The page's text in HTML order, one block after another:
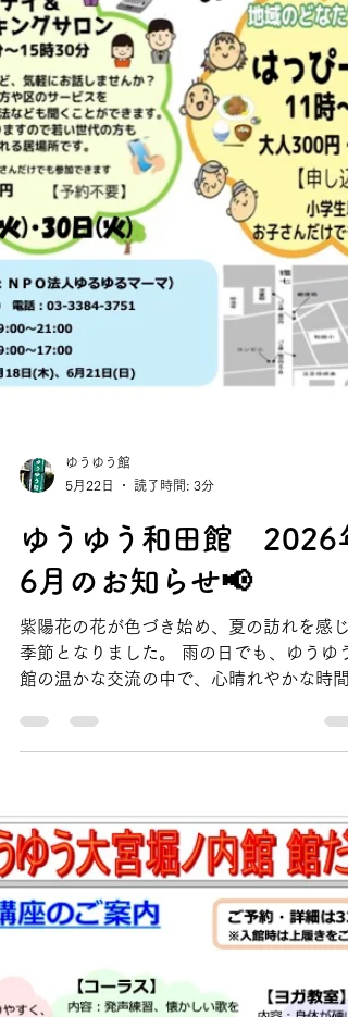
て、、、...
ゆうゆう館
ゆうゆう和田館 2026
紫陽花の花が色づき始め、夏の訪れを感じ
季節となりました。 雨の日でも、ゆうゆう
館の温かな交流の中で、心晴れやかな時間
過ごしてみませんか？ ゆうゆう館は区内に
住む60歳以上の方の憩い、生きがい学び、
ふれあい交流、健康づくりの場としてご利
いただく施設です。ご利用の際は「高齢者